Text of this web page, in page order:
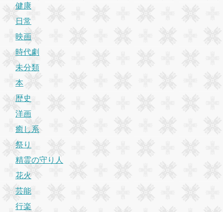
健康
日常
映画
時代劇
未分類
本
歴史
洋画
癒し系
祭り
精霊の守り人
花火
芸能
行楽